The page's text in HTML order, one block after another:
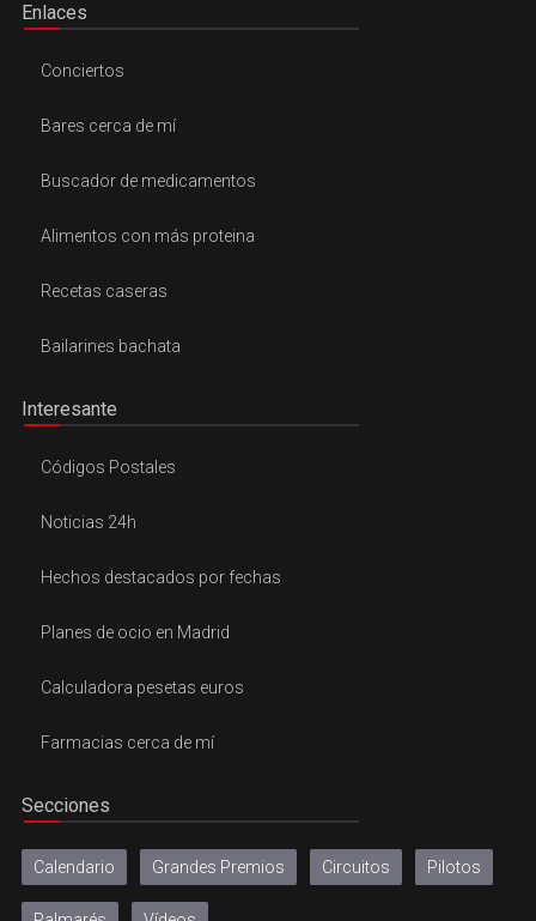
Enlaces
Conciertos
Bares cerca de mí
Buscador de medicamentos
Alimentos con más proteina
Recetas caseras
Bailarines bachata
Interesante
Códigos Postales
Noticias 24h
Hechos destacados por fechas
Planes de ocio en Madrid
Calculadora pesetas euros
Farmacias cerca de mí
Secciones
Calendario Grandes Premios Circuitos Pilotos